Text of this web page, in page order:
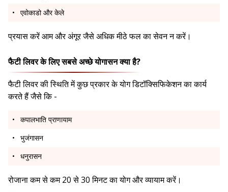
एवोकाडो और केले
प्रयास करें आम और अंगूर जैसे अधिक मीठे फल का सेवन न करें।
फैटी लिवर के लिए सबसे अच्छे योगासन क्या है?
फैटी लिवर की स्थिति में कुछ प्रकार के योग डिटॉक्सिफिकेशन का कार्य
करते हैं जैसे कि -
कपालभाति प्राणायाम
भुजंगासन
धनुरासन
रोजाना कम से कम 20 से 30 मिनट का योग और व्यायाम करें।